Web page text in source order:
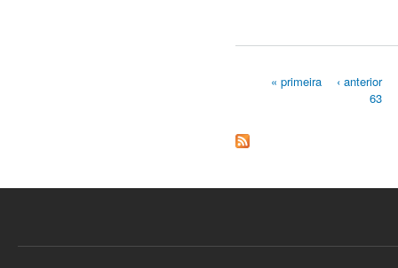
« primeira ‹ anterior
63